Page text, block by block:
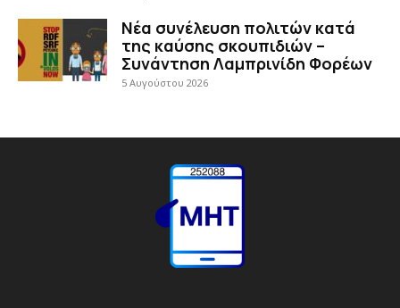
Νέα συνέλευση πολιτών κατά
της καύσης σκουπιδιών –
Συνάντηση Λαμπρινίδη Φορέων
5 Αυγούστου 2026